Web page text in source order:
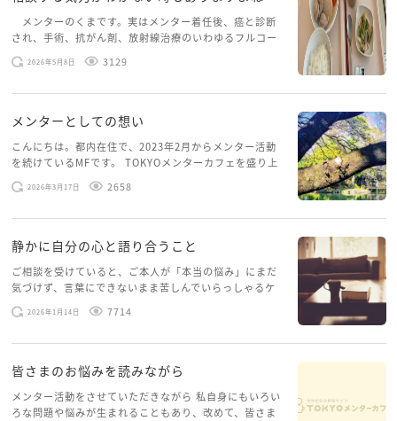
メンターのくまです。実はメンター着任後、癌と診断
され、手術、抗がん剤、放射線治療のいわゆるフルコー
スを体験していて、しばらくメンターカフェに来られて
いませんでした。体力だけでなく、気力も落ちパソコン
2026年5月8日 3129
メンターとしての想い
こんにちは。都内在住で、2023年2月からメンター活動
を続けているMFです。 TOKYOメンターカフェを盛り上
げたいという想いから、勇気を出して初めてブログを投
稿してみようと思います。少し自分のことを書いてみま
2026年3月17日 2658
静かに自分の心と語り合うこと
ご相談を受けていると、ご本人が「本当の悩み」にまだ
気づけず、言葉にできないまま苦しんでいらっしゃるケ
ースがありますお悩みというのは、心の深いところ（深
層心理）に触れることで、まったく違う角度から解決の
2026年1月14日 7714
皆さまのお悩みを読みながら
メンター活動をさせていただきながら 私自身にもいろい
ろな問題や悩みが生まれることもあり、改めて、皆さま